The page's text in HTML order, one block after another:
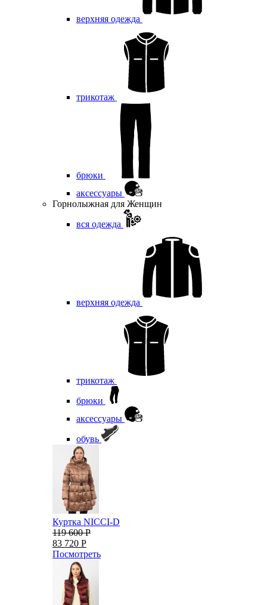
верхняя одежда
трикотаж
брюки
аксессуары
Горнолыжная для Женщин
вся одежда
верхняя одежда
трикотаж
брюки
аксессуары
обувь
Куртка NICCI-D
119 600 Р
83 720 Р
Посмотреть